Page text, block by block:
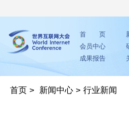
首 页
会员中心
成果报告
首页 > 新闻中心 >行业新闻